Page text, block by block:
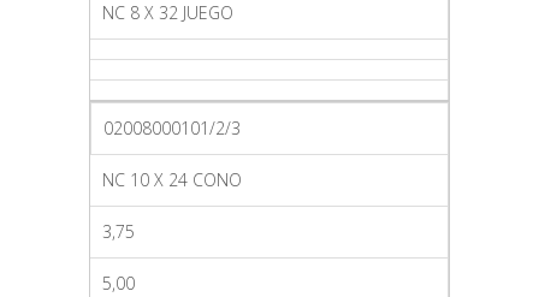
NC 8 X 32 JUEGO
02008000101/2/3
NC 10 X 24 CONO
3,75
5,00